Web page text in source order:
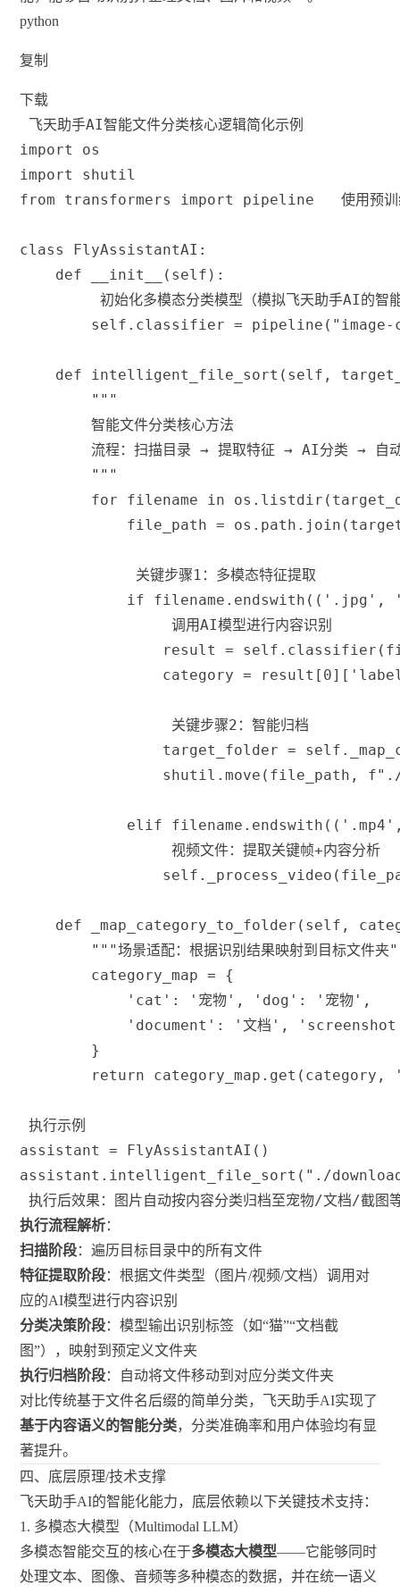
python
复制
下载
飞天助手AI智能文件分类核心逻辑简化示例
import
os
import
shutil
from transformers import pipeline 使用预
class FlyAssistantAI :
def
__init__ ( self ) :
初始化多模态分类模型（模拟飞天助手AI的智
        self
. classifier = pipeline (
def intelligent_file_sort ( self ,
"""
        智能文件分类核心方法
流程：扫描目录 → 提取特征 → AI分类 → 自
        """
for filename in os . listdir (
            file_path
= os . path . join (
关键步骤1：多模态特征提取
if filename . endswith ( ( '.jpg' ,
调用AI模型进行内容识别
                result
= self . classifier (
                category
= result [ 0] [
关键步骤2：智能归档
                target_folder
= self .
                shutil
.move ( file_path , f"./
elif filename . endswith ( ( '.mp4'
视频文件：提取关键帧+内容分析
                self
. _process_video (
def _map_category_to_folder ( self ,
"""场景适配：根据识别结果映射到目标文件
        category_map
=
{
'cat' : '宠物' , 'dog' : '宠物' ,
'document' : '文档' ,
}
return category_map . get ( category ,
执行示例
assistant = FlyAssistantAI ( )
assistant . intelligent_file_sort ( "./
执行后效果：图片自动按内容分类归档至宠物/文档/截图
执行流程解析：
扫描阶段：遍历目标目录中的所有文件
特征提取阶段：根据文件类型（图片/视频/文档）调用对
应的AI模型进行内容识别
分类决策阶段：模型输出识别标签（如“猫”“文档截
图”），映射到预定义文件夹
执行归档阶段：自动将文件移动到对应分类文件夹
对比传统基于文件名后缀的简单分类，飞天助手AI实现了
基于内容语义的智能分类，分类准确率和用户体验均有显
著提升。
四、底层原理/技术支撑
飞天助手AI的智能化能力，底层依赖以下关键技术支持：
1. 多模态大模型（Multimodal LLM）
多模态智能交互的核心在于多模态大模型——它能够同时
处理文本、图像、音频等多种模态的数据，并在统一语义